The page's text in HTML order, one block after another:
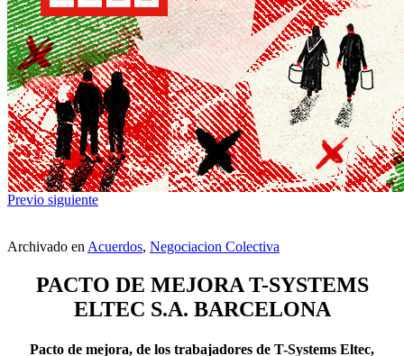
Previo siguiente
Archivado enAcuerdos, Negociacion Colectiva
PACTO DE MEJORA T-SYSTEMS
ELTEC S.A. BARCELONA
Pacto de mejora, de los trabajadores de T-Systems Eltec,